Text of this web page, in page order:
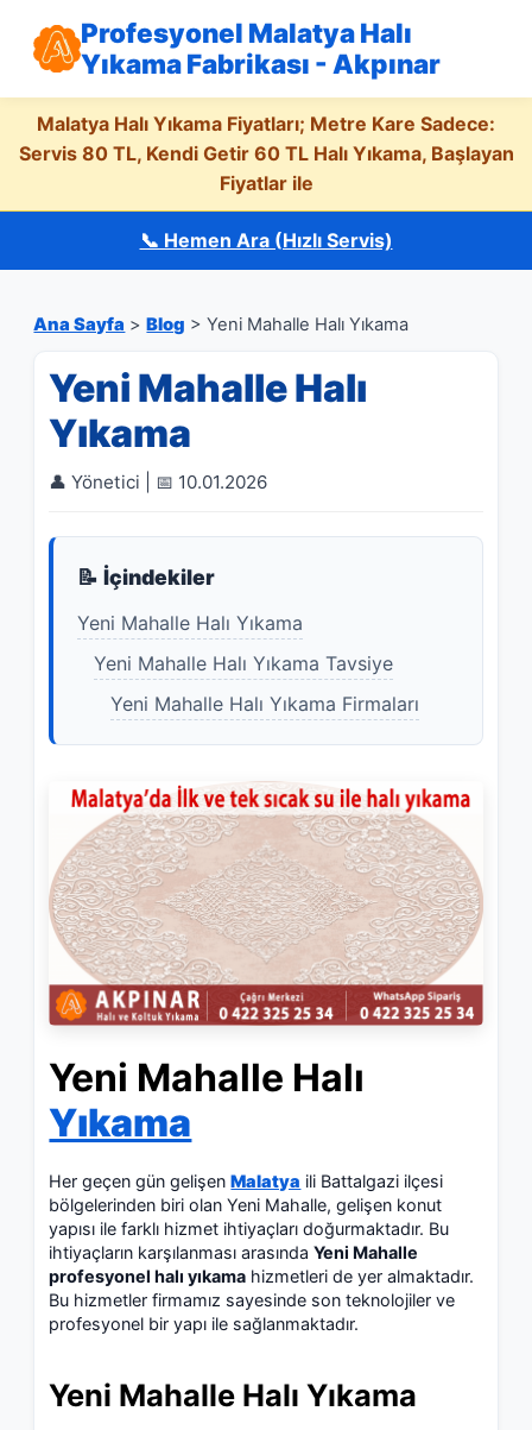
Profesyonel Malatya Halı
Yıkama Fabrikası - Akpınar
Malatya Halı Yıkama Fiyatları; Metre Kare Sadece:
Servis 80 TL, Kendi Getir 60 TL Halı Yıkama, Başlayan
Fiyatlar ile
📞 Hemen Ara (Hızlı Servis)
Ana Sayfa >Blog > Yeni Mahalle Halı Yıkama
Yeni Mahalle Halı
Yıkama
👤 Yönetici | 📅 10.01.2026
📝 İçindekiler
Yeni Mahalle Halı Yıkama
Yeni Mahalle Halı Yıkama Tavsiye
Yeni Mahalle Halı Yıkama Firmaları
Yeni Mahalle Halı
Yıkama
Her geçen gün gelişenMalatya ili Battalgazi ilçesi
bölgelerinden biri olan Yeni Mahalle, gelişen konut
yapısı ile farklı hizmet ihtiyaçları doğurmaktadır. Bu
ihtiyaçların karşılanması arasındaYeni Mahalle
profesyonel halı yıkama hizmetleri de yer almaktadır.
Bu hizmetler firmamız sayesinde son teknolojiler ve
profesyonel bir yapı ile sağlanmaktadır.
Yeni Mahalle Halı Yıkama